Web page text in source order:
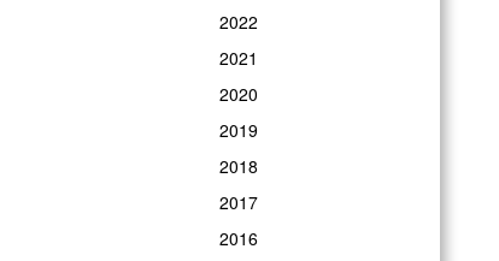
2022
2021
2020
2019
2018
2017
2016